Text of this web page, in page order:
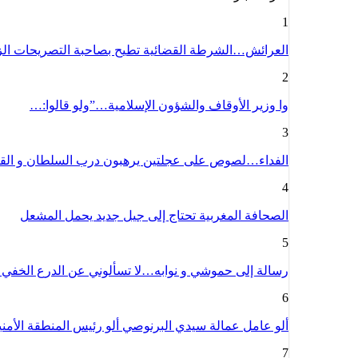
1
العرائش…الشرطة القضائية تطيح بصاحبة التصريحات
2
وا وزير الأوقاف والشؤون الإسلامية…”ولو قالوا:…
3
الفداء…لصوص على عجلتين يرهبون درب السلطان و
4
الصحافة المغربية تحتاج إلى جيل جديد يحمل المشعل
5
رسالة إلى حموشي و نوابه…لا تسألوني عن الدرع
6
ألو عامل عمالة سيدي البرنوصي ألو رئيس المنطقة
7